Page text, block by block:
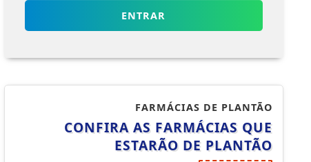
ENTRAR
FARMÁCIAS DE PLANTÃO
CONFIRA AS FARMÁCIAS QUE
ESTARÃO DE PLANTÃO